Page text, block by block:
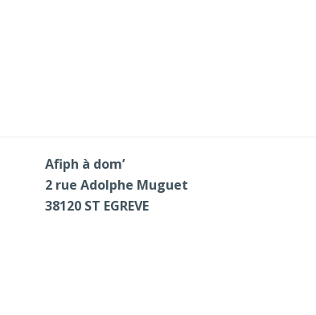
Afiph à dom’
2 rue Adolphe Muguet
38120 ST EGREVE